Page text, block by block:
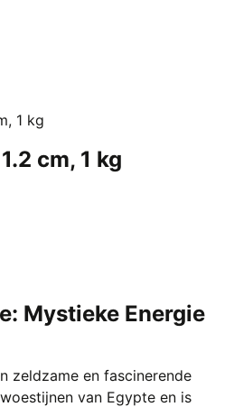
cm, 1 kg
Mystieke Energie
zeldzame en fascinerende
van Egypte en is